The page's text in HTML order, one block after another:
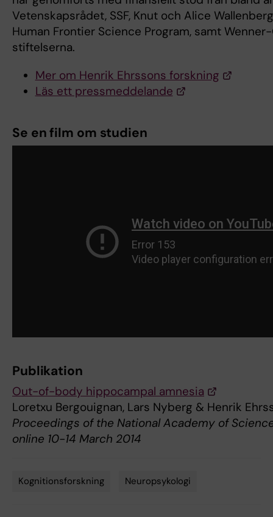
Vetenskapsrådet, SSF, Knut och Alice
Human Frontier Science Program, samt
stiftelserna.
Mer om Henrik Ehrssons forskning
Läs ett pressmeddelande
Se en film om studien
Publikation
Out-of-body hippocampal amnesia
Loretxu Bergouignan, Lars Nyberg & Henrik
Proceedings of the National Academy of
online 10-14 March 2014
Kognitionsforskning Neuropsykologi